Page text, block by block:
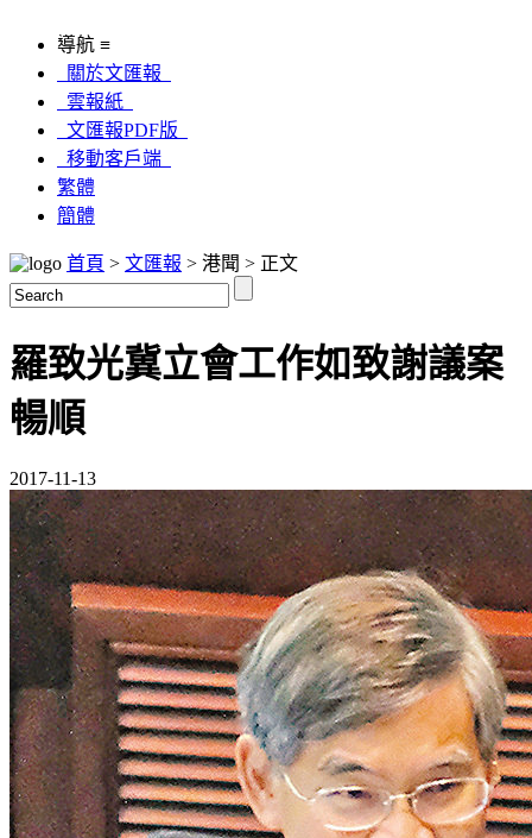
導航 ≡
關於文匯報
雲報紙
文匯報PDF版
移動客戶端
繁體
簡體
首頁 > 文匯報 > 港聞 > 正文
羅致光冀立會工作如致謝議案
暢順
2017-11-13